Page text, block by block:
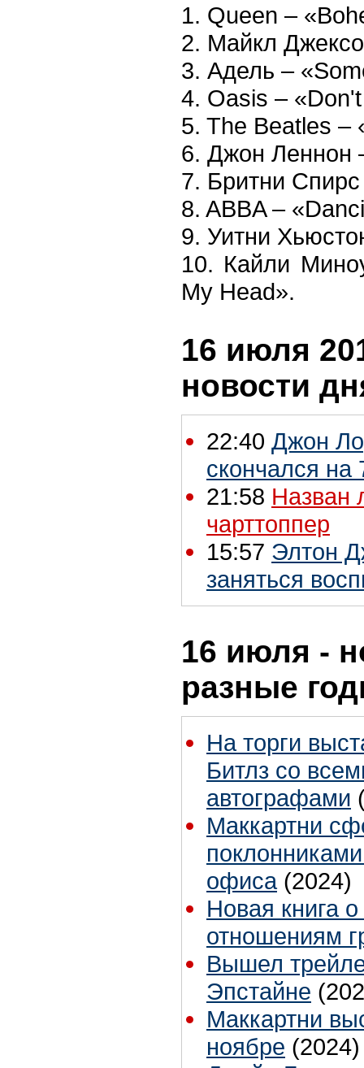
1. Queen –
2. Майкл
3. Адель –
4. Oasis –
5. The Beatles –
6. Джон Леннон
7. Бритни
8. ABBA –
9. Уитни
10. Кайли
My Head».
16 июля
новости
22:40 Джон
скончался на
21:58 Назван
чарттоппер
15:57 Элтон
заняться
16 июля -
разные
На торги
Битлз со
автографами
Маккартни
офиса (2024)
Новая книга
отношениям
Вышел
Эпстайне
Маккартни
ноябре (2024)